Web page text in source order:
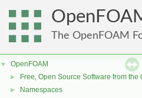
The OpenFOAM
▼ OpenFOAM
► Free, Open Source Software from the
► Namespaces